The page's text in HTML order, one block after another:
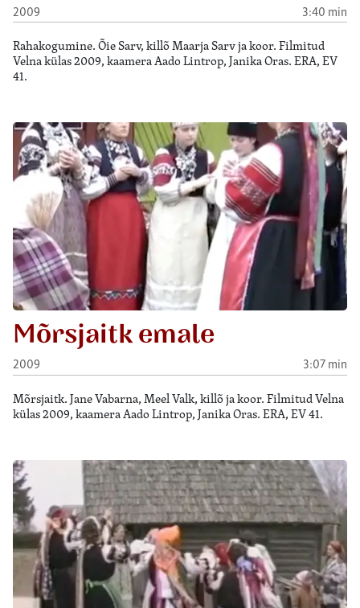
2009 3:40 min
Rahakogumine. Õie Sarv, killõ Maarja Sarv ja koor. Filmitud
Velna külas 2009, kaamera Aado Lintrop, Janika Oras. ERA, EV
41.
Mõrsjaitk emale
2009 3:07 min
Mõrsjaitk. Jane Vabarna, Meel Valk, killõ ja koor. Filmitud Velna
külas 2009, kaamera Aado Lintrop, Janika Oras. ERA, EV 41.